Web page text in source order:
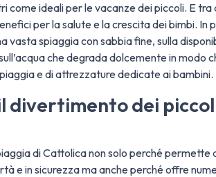
come ideali per le vacanze dei piccoli. E
per la salute e la crescita dei bimbi. In
vasta spiaggia con sabbia fine, sulla
che degrada dolcemente in modo
e di attrezzature dedicate ai bambini.
dei
di Cattolica non solo perché permette
e in sicurezza ma anche perché offre